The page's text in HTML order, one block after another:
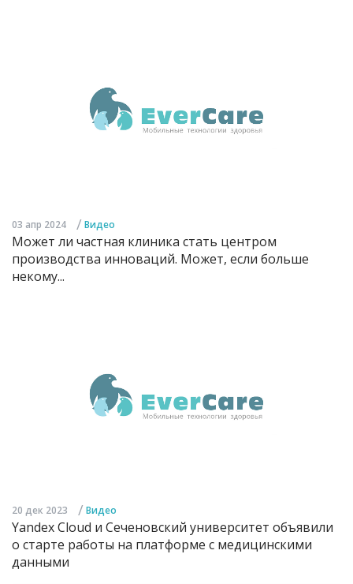
03 апр 2024 / Видео
Может ли частная клиника стать центром
производства инноваций. Может, если больше
некому...
20 дек 2023 / Видео
Yandex Cloud и Сеченовский университет объявили
о старте работы на платформе с медицинскими
данными